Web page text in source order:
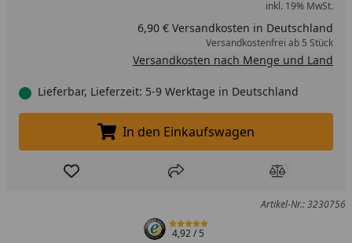
inkl. 19% MwSt.
6,90 € Versandkosten in Deutschland
Versandkostenfrei ab 5 Stück
Versandkosten nach Menge und Land
Lieferbar, Lieferzeit: 5-9 Werktage in Deutschland
In den Einkaufswagen legen
In den Einkaufswagen
Produkt zur Wunschliste hinzufügen
Teilen Produkt
Artikel-Nr.: 3230756
4,92/ 5